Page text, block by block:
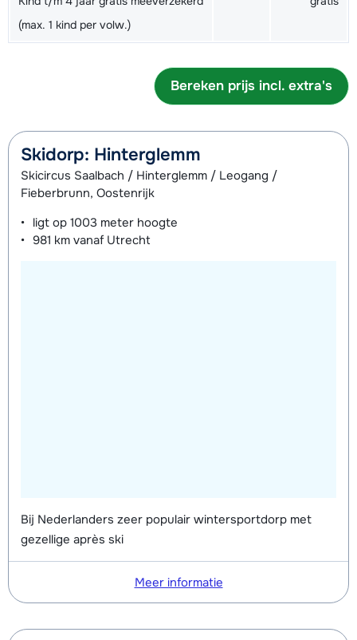
Zilver Ski's + Stokken (8 dagen) € 161,00
€ 76,00
(max. 1 kind per volw.)
Bereken prijs incl. extra's
Skidorp: Hinterglemm
Skicircus Saalbach / Hinterglemm / Leogang /
Fieberbrunn, Oostenrijk
ligt op 1003 meter hoogte
981 km vanaf Utrecht
Bij Nederlanders zeer populair wintersportdorp met
gezellige après ski
Meer informatie